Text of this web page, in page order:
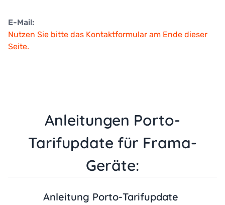
E-Mail:
Nutzen Sie bitte das Kontaktformular am Ende dieser
Seite.
Anleitungen Porto-
Tarifupdate für Frama-
Geräte:
Anleitung Porto-Tarifupdate